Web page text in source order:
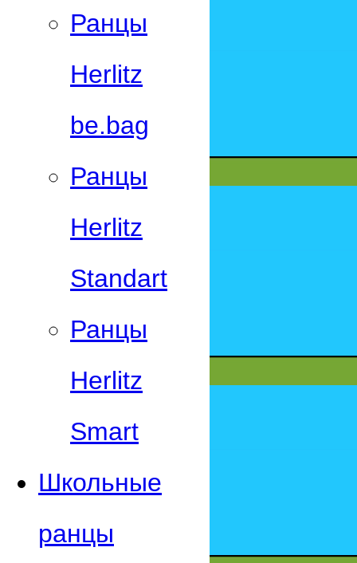
Ранцы
Herlitz
be.bag
Ранцы
Herlitz
Standart
Ранцы
Herlitz
Smart
Школьные
ранцы